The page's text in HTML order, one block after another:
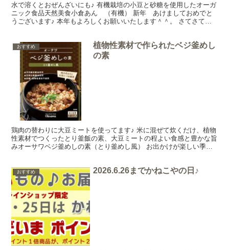
水で溶くとおぜんざいにも♪ 有機栽培の小豆と砂糖を使用したオーガ
ニック食品天然美食小倉あん （有機） 新年 あけましておめでと
うございます♪ 本年もよろしくお願いいたします＾＾。 さてさてお
おすすめ
植物性素材で作られたベジ釜めし
の素
鶏肉の替わりに大豆ミートを使ってます♪ 米に混ぜて炊くだけ、植物
性素材でつくったとり釜飯の素、大豆ミートの程よい食感と豊かな旨
みオーサワベジ釜めしの素（とり釜めし風） お出かけが楽しい季節
おすすめ 2026.6.26までかねこやの日♪